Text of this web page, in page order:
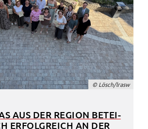
© Lösch/lrasw
AUS DER REGI­ON BETEI­
ERFOLG­REICH AN DER